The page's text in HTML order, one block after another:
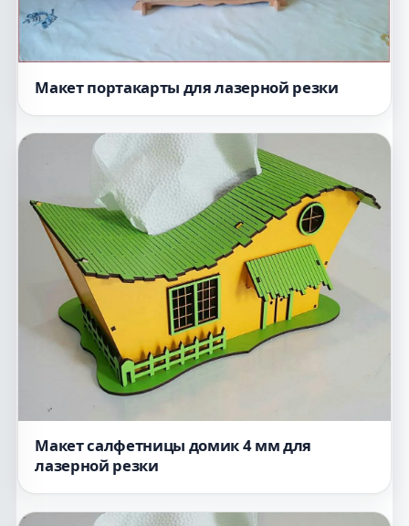
Макет портакарты для лазерной резки
Макет салфетницы домик 4 мм для
лазерной резки